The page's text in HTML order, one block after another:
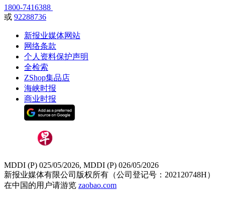
1800-7416388
或 92288736
新报业媒体网站
网络条款
个人资料保护声明
全检索
ZShop集品店
海峡时报
商业时报
MDDI (P) 025/05/2026, MDDI (P) 026/05/2026
新报业媒体有限公司版权所有（公司登记号：202120748H）
在中国的用户请游览 zaobao.com